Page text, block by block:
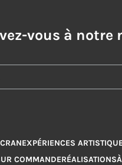
vous à notre
EXPÉRIENCES
COMMANDERÉALISATIONS